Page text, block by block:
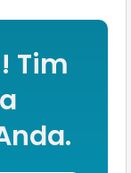
Tim